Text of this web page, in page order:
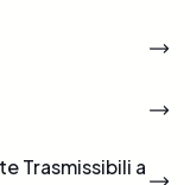
Trasmissibili a